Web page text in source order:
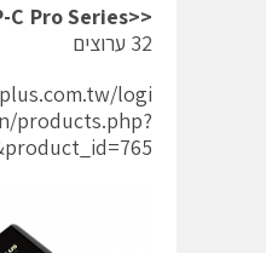
<<LAP-C Pro Series>>
32 ערוצים
logi
products.php?